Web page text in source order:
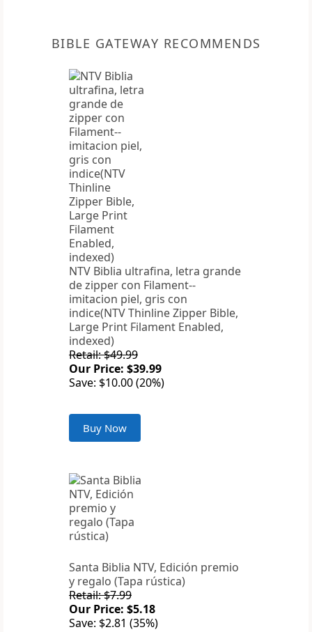
BIBLE GATEWAY RECOMMENDS
NTV Biblia ultrafina, letra grande
de zipper con Filament--
imitacion piel, gris con
indice(NTV Thinline Zipper Bible,
Large Print Filament Enabled,
indexed)
Retail: $49.99
Our Price: $39.99
Save: $10.00 (20%)
Buy Now
Santa Biblia NTV, Edición premio
y regalo (Tapa rústica)
Retail: $7.99
Our Price: $5.18
Save: $2.81 (35%)